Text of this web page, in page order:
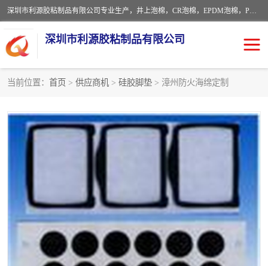
深圳市利源胶粘制品有限公司专业生产，井上泡棉，CR泡棉，EPDM泡棉，PORON泡棉厚度剖切，公差正负0.1mm，硅胶条，脚垫，异形一次成型，雕刻EVA海绵；包装材料:精密仪器、医疗器具、运输时缓冲、防震材料。建筑:住房装潢材料、房屋门窗密封；轻便、强韧性：轻便并且具有较强的韧性，良好的耐油性与耐溶剂性。隔热性：导热性低具有优越的保温性，具有的回弹性。
深圳市利源胶粘制品有限公司
当前位置： 首页 > 供应商机 > 硅胶脚垫 > 漳州防火海绵定制
PORON泡棉 防火海绵
佛橡胶泡棉